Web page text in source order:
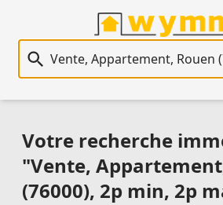
Recherche immobilière
Votre recherche
"Vente,
(76000), 2p min, 2p